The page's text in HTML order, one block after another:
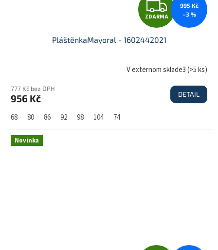
Z
A
R
M
ZDARMA
995 Kč
–3 %
PláštěnkaMayoral - 1602442021
V externom sklade3(>5 ks)
777 Kč bez DPH
956 Kč DETAIL
68 80 86 92 98 104 74
Novinka